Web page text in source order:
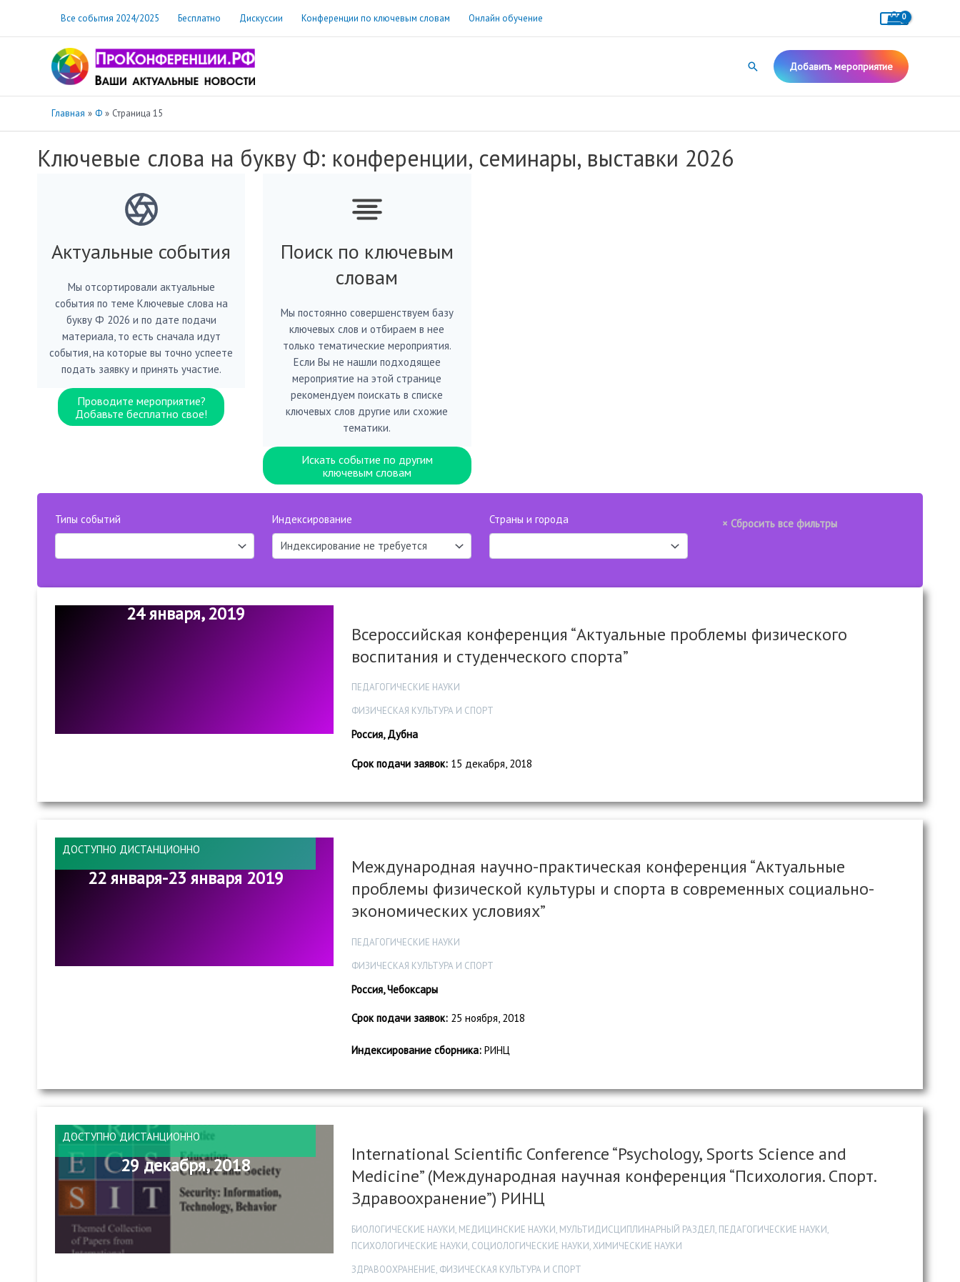
содержимому
Все события 2024/2025 Бесплатно Дискуссии Конференции по ключевым словам Онлайн обучение
Поиск Добавить мероприятие
Главная Ф Страница 15
Ключевые слова на букву Ф: конференции, семинары, выставки 2026
Актуальные события
Мы отсортировали актуальные
события по теме Ключевые слова на
букву Ф 2026 и по дате подачи
материала, то есть сначала идут
события, на которые вы точно успеете
подать заявку и принять участие.
Проводите мероприятие?
Добавьте бесплатно свое!
Поиск по ключевым
словам
Мы постоянно совершенствуем базу
ключевых слов и отбираем в нее
только тематические мероприятия.
Если Вы не нашли подходящее
мероприятие на этой странице
рекомендуем поискать в списке
ключевых слов другие или схожие
тематики.
Искать событие по другим
ключевым словам
Типы событий Индексирование Страны и города
24 января, 2019
Всероссийская конференция “Актуальные проблемы физического
воспитания и студенческого спорта”
ПЕДАГОГИЧЕСКИЕ НАУКИ
ФИЗИЧЕСКАЯ КУЛЬТУРА И СПОРТ
Россия, Дубна
Срок подачи заявок: 15 декабря, 2018
ДОСТУПНО ДИСТАНЦИОННО
22 января-23 января 2019
Международная научно-практическая конференция “Актуальные
проблемы физической культуры и спорта в современных социально-
экономических условиях”
ПЕДАГОГИЧЕСКИЕ НАУКИ
ФИЗИЧЕСКАЯ КУЛЬТУРА И СПОРТ
Россия, Чебоксары
Срок подачи заявок: 25 ноября, 2018
Индексирование сборника: РИНЦ
ДОСТУПНО ДИСТАНЦИОННО
29 декабря, 2018
International Scientific Conference “Psychology, Sports Science and
Medicine” (Международная научная конференция “Психология. Спорт.
Здравоохранение”) РИНЦ
БИОЛОГИЧЕСКИЕ НАУКИ, МЕДИЦИНСКИЕ НАУКИ, МУЛЬТИДИСЦИПЛИНАРНЫЙ РАЗДЕЛ, ПЕДАГОГИЧЕСКИЕ НАУКИ,
ПСИХОЛОГИЧЕСКИЕ НАУКИ, СОЦИОЛОГИЧЕСКИЕ НАУКИ, ХИМИЧЕСКИЕ НАУКИ
ЗДРАВООХРАНЕНИЕ, ФИЗИЧЕСКАЯ КУЛЬТУРА И СПОРТ